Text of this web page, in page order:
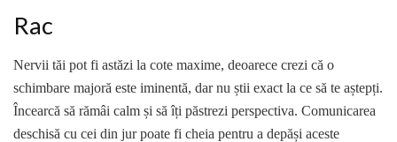
Rac
Nervii tăi pot fi astăzi la cote maxime, deoarece crezi că o
schimbare majoră este iminentă, dar nu știi exact la ce să te aștepți.
Încearcă să rămâi calm și să îți păstrezi perspectiva. Comunicarea
deschisă cu cei din jur poate fi cheia pentru a depăși aceste